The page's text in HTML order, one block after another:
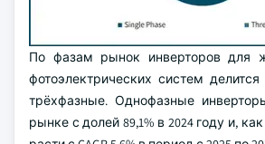
По фазам рынок инверторов для
фотоэлектрических систем
трёхфазные. Однофазные
рынке с долей 89,1% в 2024 году и,